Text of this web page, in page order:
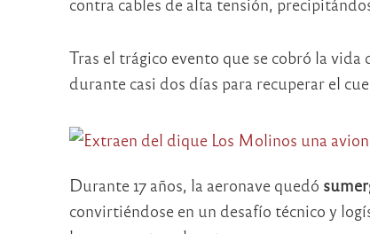
Tras el trágico evento que se cobró la
durante casi dos días para recuperar el
Durante 17 años, la aeronave quedó
convirtiéndose en un desafío técnico y